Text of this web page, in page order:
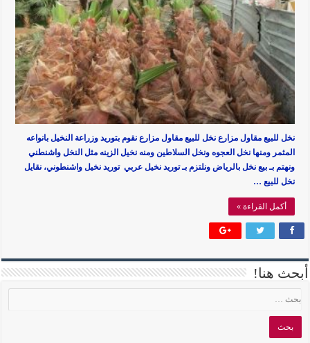
نخل للبيع مقاول مزارع نخل للبيع مقاول مزارع نقوم بتوريد وزراعة النخيل بانواعه
المثمر ومنها نخل العجوه ونخل السلاطين ومنه نخيل الزينه مثل النخل واشنطني
ونهتم بـ بيع نخل بالرياض ونلتزم بـ توريد نخيل عربي توريد نخيل واشنطوني، نقايل
نخل للبيع …
أكمل القراءة »
أبحث هنا!